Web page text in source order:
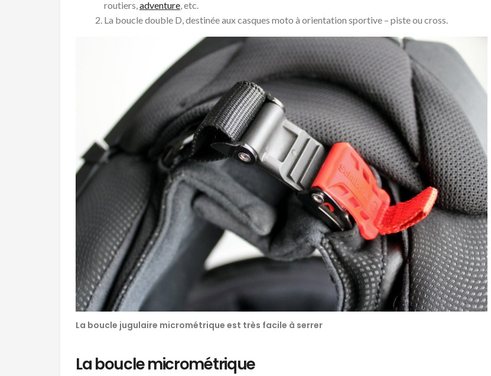
routiers,adventure, etc.
La boucle double D, destinée aux casques moto à orientation sportive – piste ou cross.
La boucle jugulaire micrométrique est très facile à serrer
La boucle micrométrique